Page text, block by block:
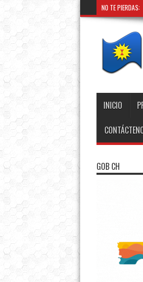
NO TE PIERDAS:
INICIO
GOB CH